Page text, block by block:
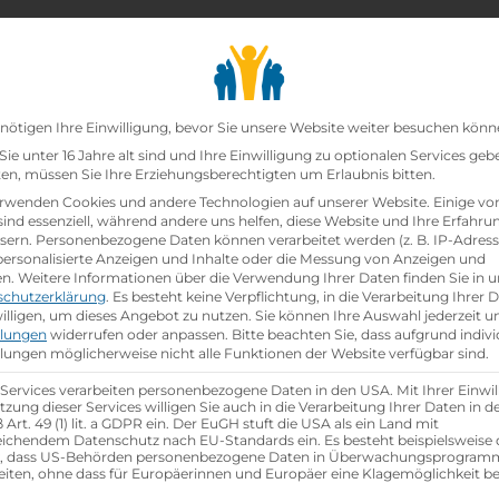
Lehrbetriebesearch
/ Schwerpunkt Telekommunikation (w/m/
Datenschutz-
Ihre Einwilligung, bevor Sie unsere Website weiter besuchen
unter 16 Jahre alt sind und Ihre Einwilligung zu optionalen Services
müssen Sie Ihre Erziehungsberechtigten um Erlaubnis bitten.
Cookies und andere Technologien auf unserer Website. Einige
essenziell, während andere uns helfen, diese Website und Ihre
Personenbezogene Daten können verarbeitet werden (z. B. IP-
Anzeigen und Inhalte oder die Messung von Anzeigen und
Weitere Informationen über die Verwendung Ihrer Daten finden Sie in
. Es besteht keine Verpflichtung, in die Verarbeitung Ihrer
um dieses Angebot zu nutzen. Sie können Ihre Auswahl jederzeit
widerrufen oder anpassen. Bitte beachten Sie, dass aufgrund
möglicherweise nicht alle Funktionen der Website verfügbar sind.
verarbeiten personenbezogene Daten in den USA. Mit Ihrer
dieser Services willigen Sie auch in die Verarbeitung Ihrer Daten in
Art. 49 (1) lit. a GDPR ein. Der EuGH stuft die USA als ein Land mit
Datenschutz nach EU-Standards ein. Es besteht beispielsweise
dass US-Behörden personenbezogene Daten in
ohne dass für Europäerinnen und Europäer eine Klagemöglichkeit